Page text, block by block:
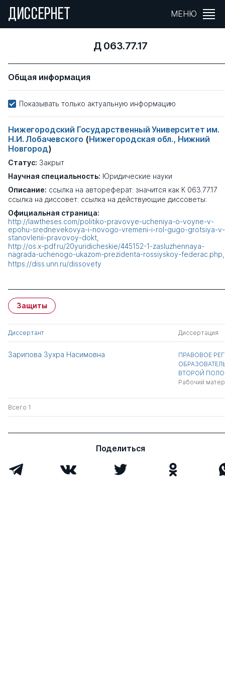
ДИССЕРНЕТ МЕНЮ
Д 063.77.17
Общая информация
Показывать только актуальную информацию
Нижегородский Государственный Университет им.
Н.И. Лобачевского (Нижегородская обл., Нижний
Новгород)
Статус: Закрыт
Научная специальность: Юридические науки
Описание: ссылка на автореферат: значится как К 063.77.17
ссылка на диссовет: ссылка на действующие диссоветы:
Официальная страница:
http://lawtheses.com/politiko-pravovye-ucheniya-o-voyne-v-
epohu-srednevekovya-i-novogo-vremeni-i-rol-gugo-grotsiya-v-
stanovlenii-pravovoy-dokt
http://os.x-pdf.ru/20yuridicheskie/445152-1-zasluzhennaya-
nagrada-uchenogo-ukazom-prezidenta-rossiyskoy-federac.php
https://diss.unn.ru/dissovety
Защиты
Диссертант Диссертация
Зарипова Зухра Насимовна
ПРАВОВОЕ
ВТОРОЙ
Рабочий
Всего 1
Поделиться